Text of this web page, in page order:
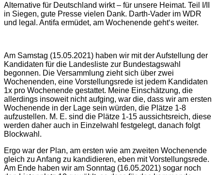
Alternative für Deutschland wirkt – für unsere Heimat. Teil I/II
in Siegen, gute Presse vielen Dank. Darth-Vader im WDR
und legal. Antifa ermüdet, am Wochenende geht‘s weiter.
Am Samstag (15.05.2021) haben wir mit der Aufstellung der
Kandidaten für die Landesliste zur Bundestagswahl
begonnen. Die Versammlung zieht sich über zwei
Wochenenden, eine Vorstellungsrede ist jedem Kandidaten
1x pro Wochenende gestattet. Meine Einschätzung, die
allerdings insoweit nicht aufging, war die, dass wir am ersten
Wochenende in der Lage sein würden, die Plätze 1-8
aufzustellen. M. E. sind die Plätze 1-15 aussichtsreich, diese
werden daher auch in Einzelwahl festgelegt, danach folgt
Blockwahl.
Ergo war der Plan, am ersten wie am zweiten Wochenende
gleich zu Anfang zu kandidieren, eben mit Vorstellungsrede.
Am Ende haben wir am Sonntag (16.05.2021) sogar noch